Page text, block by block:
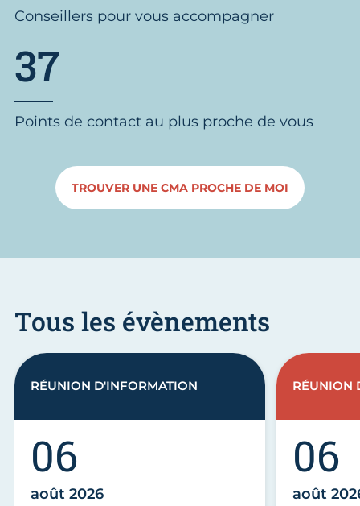
Conseillers pour vous accompagner
37
Points de contact au plus proche de vous
TROUVER UNE CMA PROCHE DE MOI
Tous les évènements
06
août 2026
RÉUNION D'INFORMATION
06
août
RÉUNION